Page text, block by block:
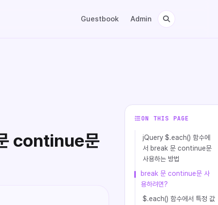
Guestbook Admin
ON THIS PAGE
jQuery $.each() 함수에
서 break 문 continue문
사용하는 방법
break 문 continue문 사
용하려면?
$.each() 함수에서 특정 값
continue문